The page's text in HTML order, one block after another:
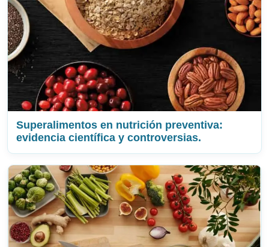
Superalimentos en nutrición preventiva:
evidencia científica y controversias.